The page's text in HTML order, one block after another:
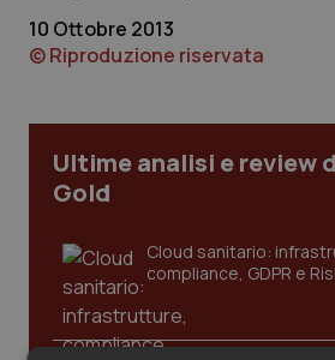
Friuli Venezia Giulia
Lombardia
Marche
Molise
Dermatite Atopica
Dolore
Donna & Salute
Epatiti
10 Ottobre 2013
© Riproduzione riservata
Ultime analisi e review
Gold
Cloud sanitario:
compliance, GDPR e